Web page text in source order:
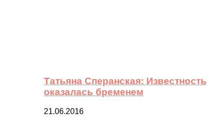
Татьяна Сперанская: Известность
оказалась бременем
21.06.2016